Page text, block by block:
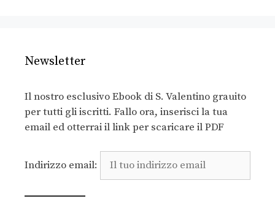
Newsletter
Il nostro esclusivo Ebook di S. Valentino grauito
per tutti gli iscritti. Fallo ora, inserisci la tua
email ed otterrai il link per scaricare il PDF
Indirizzo email: